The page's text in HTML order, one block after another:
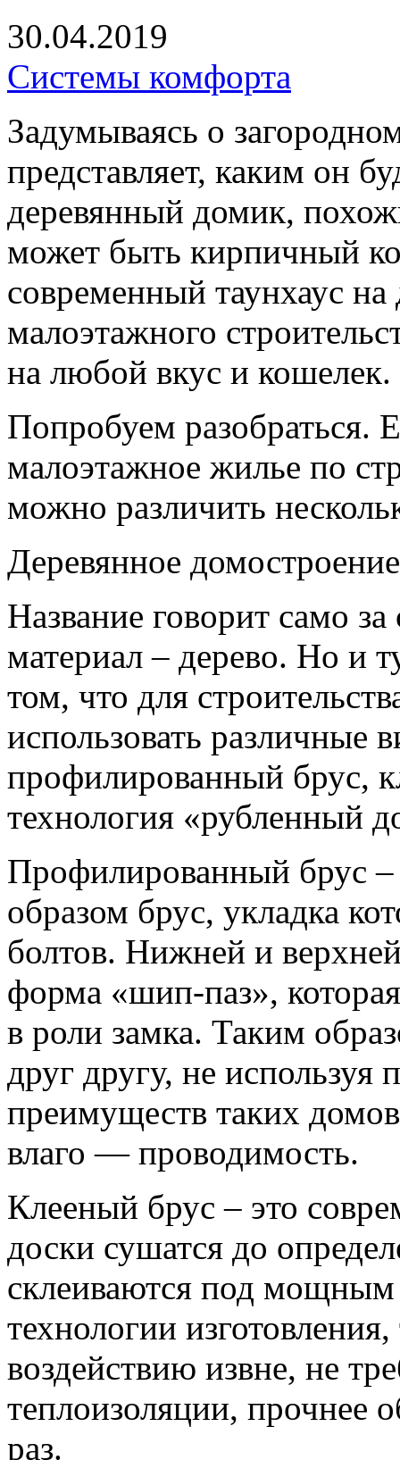
30.04.2019
Системы комфорта
Задумываясь о
представляет, каким он
деревянный домик,
может быть кирпичный
современный таунхаус
малоэтажного
на любой вкус и кошелек.
Попробуем разобраться.
малоэтажное жилье по
можно различить
Деревянное
Название говорит само
материал – дерево. Но и
том, что для
использовать различные
профилированный брус,
технология «рубленный
Профилированный брус
образом брус, укладка
болтов. Нижней и
форма «шип-паз»,
в роли замка. Таким
друг другу, не используя
преимуществ таких
влаго — проводимость.
Клееный брус – это
доски сушатся до
склеиваются под мощным
технологии
воздействию извне, не
теплоизоляции, прочнее
раз.